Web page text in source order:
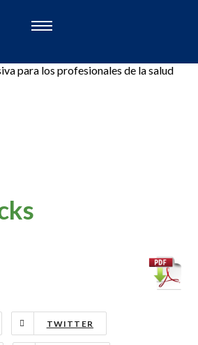
para los profesionales de la salud
TWITTER